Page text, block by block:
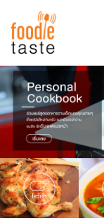
สูตรอาหาร
สูตรอาหาร
Top
พาไปชิม
สารพันก้นครัว
เคล็ดลับน่ารู้
FoodPedia